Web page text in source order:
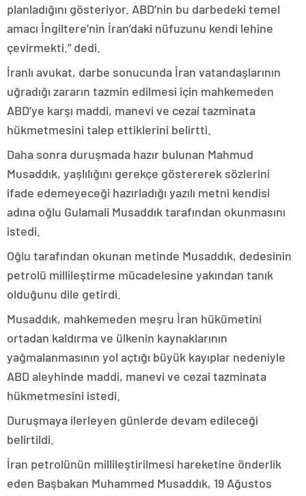
planladığını gösteriyor. ABD’nin bu darbedeki temel
amacı İngiltere’nin İran’daki nüfuzunu kendi lehine
çevirmekti.” dedi.
İranlı avukat, darbe sonucunda İran vatandaşlarının
uğradığı zararın tazmin edilmesi için mahkemeden
ABD’ye karşı maddi, manevi ve cezai tazminata
hükmetmesini talep ettiklerini belirtti.
Daha sonra duruşmada hazır bulunan Mahmud
Musaddık, yaşlılığını gerekçe göstererek sözlerini
ifade edemeyeceği hazırladığı yazılı metni kendisi
adına oğlu Gulamali Musaddık tarafından okunmasını
istedi.
Oğlu tarafından okunan metinde Musaddık, dedesinin
petrolü millileştirme mücadelesine yakından tanık
olduğunu dile getirdi.
Musaddık, mahkemeden meşru İran hükümetini
ortadan kaldırma ve ülkenin kaynaklarının
yağmalanmasının yol açtığı büyük kayıplar nedeniyle
ABD aleyhinde maddi, manevi ve cezai tazminata
hükmetmesini istedi.
Duruşmaya ilerleyen günlerde devam edileceği
belirtildi.
İran petrolünün millileştirilmesi hareketine önderlik
eden Başbakan Muhammed Musaddık, 19 Ağustos